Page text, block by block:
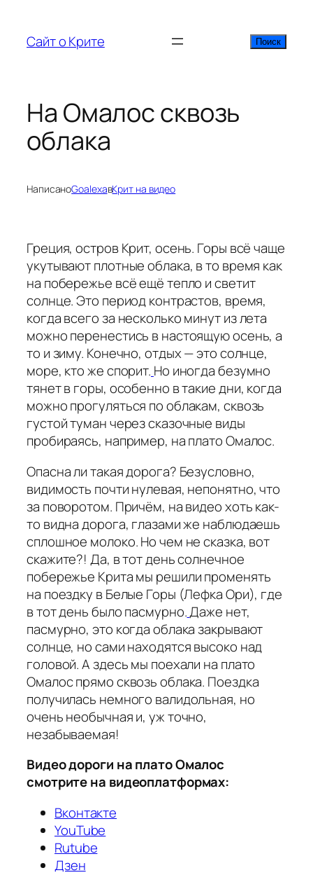
содержимому
Сайт о Крите Поиск
Поиск
На Омалос сквозь
облака
НаписаноGoalexaвКрит на видео
Греция, остров Крит, осень. Горы всё чаще
укутывают плотные облака, в то время как
на побережье всё ещё тепло и светит
солнце. Это период контрастов, время,
когда всего за несколько минут из лета
можно перенестись в настоящую осень, а
то и зиму. Конечно, отдых — это солнце,
море, кто же спорит. Но иногда безумно
тянет в горы, особенно в такие дни, когда
можно прогуляться по облакам, сквозь
густой туман через сказочные виды
пробираясь, например, на плато Омалос.
Опасна ли такая дорога? Безусловно,
видимость почти нулевая, непонятно, что
за поворотом. Причём, на видео хоть как-
то видна дорога, глазами же наблюдаешь
сплошное молоко. Но чем не сказка, вот
скажите?! Да, в тот день солнечное
побережье Крита мы решили променять
на поездку в Белые Горы (Лефка Ори), где
в тот день было пасмурно.Даже нет,
пасмурно, это когда облака закрывают
солнце, но сами находятся высоко над
головой. А здесь мы поехали на плато
Омалос прямо сквозь облака. Поездка
получилась немного валидольная, но
очень необычная и, уж точно,
незабываемая!
Видео дороги на плато Омалос
смотрите на видеоплатформах:
Вконтакте
YouTube
Rutube
Дзен